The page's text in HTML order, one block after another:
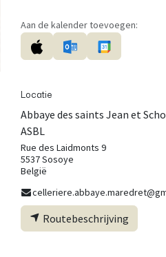
Aan de kalender toevoegen:
Locatie
Abbaye des saints Jean et
ASBL
Rue des Laidmonts 9
5537 Sosoye
België
Routebeschrijving